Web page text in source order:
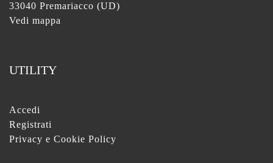
33040 Premariacco (UD)
Vedi mappa
UTILITY
Accedi
Registrati
Privacy e Cookie Policy